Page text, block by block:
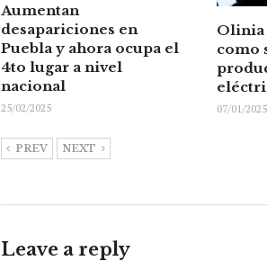
Aumentan
desapariciones en
Puebla y ahora ocupa el
4to lugar a nivel
nacional
25/02/2025
Olinia
como
07/01/2025
PREV NEXT
Leave a reply